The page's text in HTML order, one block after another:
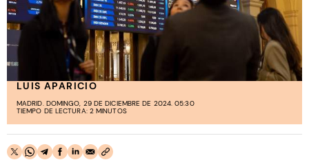
LUIS APARICIO
MADRID. DOMINGO, 29 DE DICIEMBRE DE 2024. 05:30
TIEMPO DE LECTURA: 2 MINUTOS